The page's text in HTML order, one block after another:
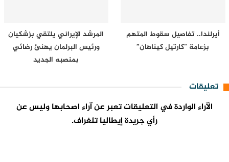
أيرلندا.. تفاصيل سقوط المتهم
بزعامة “كارتيل كيناهان”
المرشد الإيراني يلتقي بزشكيان
ورئيس البرلمان يهنئ رضائي
بمنصبه الجديد
تعليقات
الآراء الواردة في التعليقات تعبر عن آراء اصحابها وليس عن
رأي جريدة إيطاليا تلغراف.